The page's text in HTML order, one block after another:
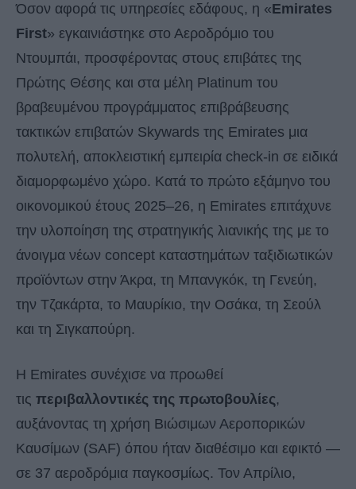
Όσον αφορά τις υπηρεσίες εδάφους, η «Emirates
First» εγκαινιάστηκε στο Αεροδρόμιο του
Ντουμπάι, προσφέροντας στους επιβάτες της
Πρώτης Θέσης και στα μέλη Platinum του
βραβευμένου προγράμματος επιβράβευσης
τακτικών επιβατών Skywards της Emirates μια
πολυτελή, αποκλειστική εμπειρία check-in σε ειδικά
διαμορφωμένο χώρο. Κατά το πρώτο εξάμηνο του
οικονομικού έτους 2025–26, η Emirates επιτάχυνε
την υλοποίηση της στρατηγικής λιανικής της με το
άνοιγμα νέων concept καταστημάτων ταξιδιωτικών
προϊόντων στην Άκρα, τη Μπανγκόκ, τη Γενεύη,
την Τζακάρτα, το Μαυρίκιο, την Οσάκα, τη Σεούλ
και τη Σιγκαπούρη.
Η Emirates συνέχισε να προωθεί
τις περιβαλλοντικές της πρωτοβουλίες,
αυξάνοντας τη χρήση Βιώσιμων Αεροπορικών
Καυσίμων (SAF) όπου ήταν διαθέσιμο και εφικτό —
σε 37 αεροδρόμια παγκοσμίως. Τον Απρίλιο,